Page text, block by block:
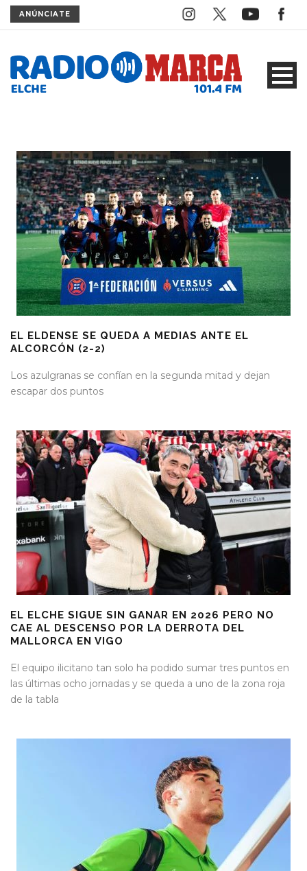
ANÚNCIATE
EL ELDENSE SE QUEDA A MEDIAS ANTE EL
ALCORCÓN (2-2)
Los azulgranas se confían en la segunda mitad y dejan
escapar dos puntos
EL ELCHE SIGUE SIN GANAR EN 2026 PERO NO
CAE AL DESCENSO POR LA DERROTA DEL
MALLORCA EN VIGO
El equipo ilicitano tan solo ha podido sumar tres puntos en
las últimas ocho jornadas y se queda a uno de la zona roja
de la tabla